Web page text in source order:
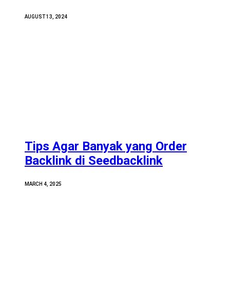
AUGUST 13, 2024
Tips Agar Banyak yang Order
Backlink di Seedbacklink
MARCH 4, 2025